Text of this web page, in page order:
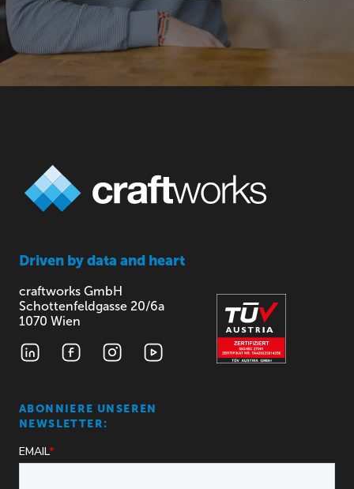
Driven bydata and heart
craftworks GmbH
Schottenfeldgasse 20/6a
1070 Wien
ABONNIERE UNSEREN
NEWSLETTER: